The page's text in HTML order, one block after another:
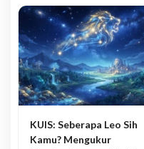
KUIS: Seberapa Leo Sih
Kamu? Mengukur